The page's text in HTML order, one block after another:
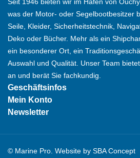
was der Motor- oder Segelbootbesitzer
Seile, Kleider, Sicherheitstechnik,
Deko oder Bücher. Mehr als ein
ein besonderer Ort, ein
Auswahl und Qualität. Unser Team
an und berät Sie fachkundig.
Geschäftsinfos
Mein Konto
Newsletter
© Marine Pro. Website by SBA Concept